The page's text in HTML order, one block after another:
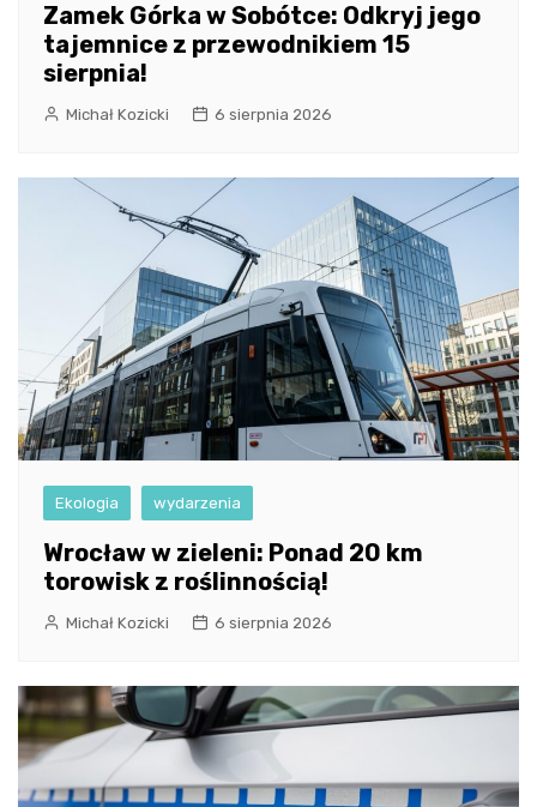
Zamek Górka w Sobótce: Odkryj jego
tajemnice z przewodnikiem 15
sierpnia!
Michał Kozicki 6 sierpnia 2026
Ekologia wydarzenia
Wrocław w zieleni: Ponad 20 km
torowisk z roślinnością!
Michał Kozicki 6 sierpnia 2026